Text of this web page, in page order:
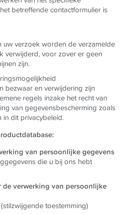
betreffende contactformulier is
uw verzoek worden de verzamelde
verwijderd, voor zover er geen
zijn.
bezwaar en verwijdering zijn
regels inzake het recht van
van gegevensbescherming zoals
in dit privacybeleid.
van persoonlijke gegevens
die u bij ons hebt
verwerking van persoonlijke
toestemming)